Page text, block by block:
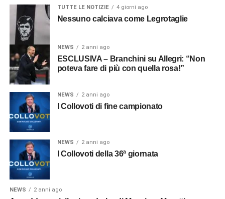
TUTTE LE NOTIZIE 4 giorni ago
Nessuno calciava come Legrotaglie
NEWS 2 anni ago
ESCLUSIVA – Branchini su Allegri: “Non
poteva fare di più con quella rosa!”
NEWS 2 anni ago
I Collovoti di fine campionato
NEWS 2 anni ago
I Collovoti della 36ª giornata
NEWS 2 anni ago